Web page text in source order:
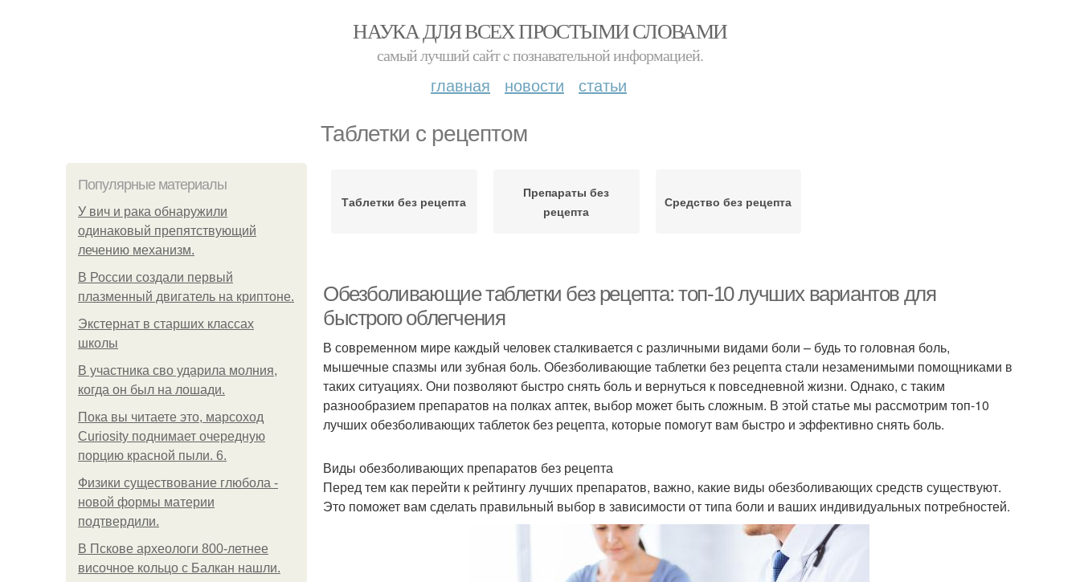
НАУКА ДЛЯ ВСЕХ ПРОСТЫМИ СЛОВАМИ
самый лучший сайт c познавательной информацией.
главная новости статьи
Таблетки с рецептом
Популярные материалы
У вич и рака обнаружили
одинаковый препятствующий
лечению механизм.
В России создали первый
плазменный двигатель на криптоне.
Экстернат в старших классах
школы
В участника сво ударила молния,
когда он был на лошади.
Пока вы читаете это, марсоход
Curiosity поднимает очередную
порцию красной пыли. 6.
Физики существование глюбола -
новой формы материи
подтвердили.
В Пскове археологи 800-летнее
височное кольцо с Балкан нашли.
Таблетки без рецепта
Препараты без
рецепта
Средство без рецепта
Обезболивающие таблетки без рецепта: топ-10 лучших вариантов для
быстрого облегчения
В современном мире каждый человек сталкивается с различными видами боли – будь то головная боль,
мышечные спазмы или зубная боль. Обезболивающие таблетки без рецепта стали незаменимыми помощниками в
таких ситуациях. Они позволяют быстро снять боль и вернуться к повседневной жизни. Однако, с таким
разнообразием препаратов на полках аптек, выбор может быть сложным. В этой статье мы рассмотрим топ-10
лучших обезболивающих таблеток без рецепта, которые помогут вам быстро и эффективно снять боль.
Виды обезболивающих препаратов без рецепта
Перед тем как перейти к рейтингу лучших препаратов, важно, какие виды обезболивающих средств существуют.
Это поможет вам сделать правильный выбор в зависимости от типа боли и ваших индивидуальных потребностей.